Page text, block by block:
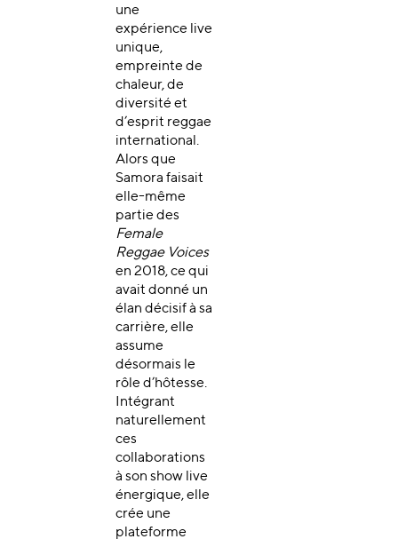
une
expérience live
unique,
empreinte de
chaleur, de
diversité et
d’esprit reggae
international.
Alors que
Samora faisait
elle-même
partie des
Female
Reggae Voices
en 2018, ce qui
avait donné un
élan décisif à sa
carrière, elle
assume
désormais le
rôle d’hôtesse.
Intégrant
naturellement
ces
collaborations
à son show live
énergique, elle
crée une
plateforme